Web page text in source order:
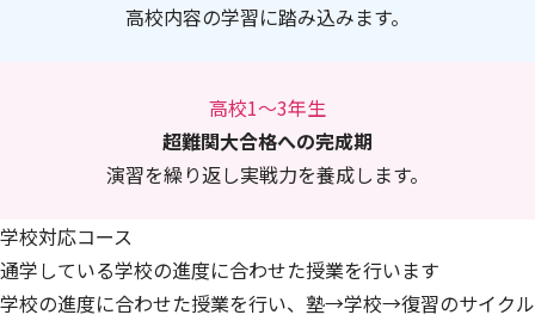
高校内容の学習に踏み込みます。
高校1～3年生
超難関大合格への完成期
演習を繰り返し実戦力を養成します。
学校対応コース
通学している学校の進度に合わせた授業を行います
学校の進度に合わせた授業を行い、塾→学校→復習のサイクル